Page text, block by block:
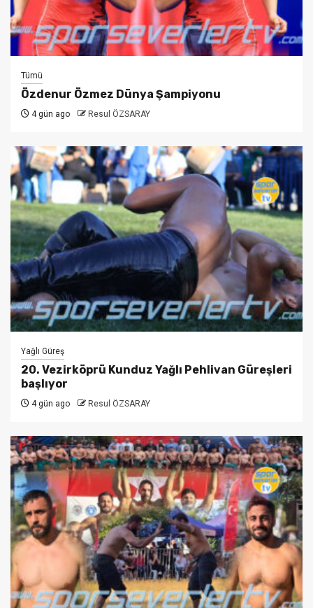
Tümü
Özdenur Özmez Dünya Şampiyonu
4 gün ago Resul ÖZSARAY
Yağlı Güreş
20. Vezirköprü Kunduz Yağlı Pehlivan Güreşleri
başlıyor
4 gün ago Resul ÖZSARAY